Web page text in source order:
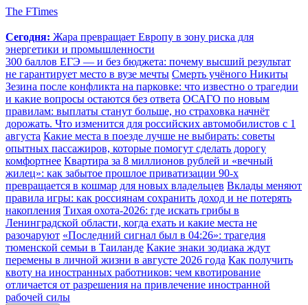
The FTimes
Сегодня: Жара превращает Европу в зону риска для
энергетики и промышленности
300 баллов ЕГЭ — и без бюджета: почему высший результат
не гарантирует место в вузе мечты Смерть учёного Никиты
Зезина после конфликта на парковке: что известно о трагедии
и какие вопросы остаются без ответа ОСАГО по новым
правилам: выплаты станут больше, но страховка начнёт
дорожать. Что изменится для российских автомобилистов с 1
августа Какие места в поезде лучше не выбирать: советы
опытных пассажиров, которые помогут сделать дорогу
комфортнее Квартира за 8 миллионов рублей и «вечный
жилец»: как забытое прошлое приватизации 90-х
превращается в кошмар для новых владельцев Вклады меняют
правила игры: как россиянам сохранить доход и не потерять
накопления Тихая охота-2026: где искать грибы в
Ленинградской области, когда ехать и какие места не
разочаруют «Последний сигнал был в 04:26»: трагедия
тюменской семьи в Таиланде Какие знаки зодиака ждут
перемены в личной жизни в августе 2026 года Как получить
квоту на иностранных работников: чем квотирование
отличается от разрешения на привлечение иностранной
рабочей силы